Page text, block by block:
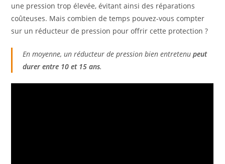
une pression trop élevée, évitant ainsi des réparations
coûteuses. Mais combien de temps pouvez-vous compter
sur un réducteur de pression pour offrir cette protection ?
En moyenne, un réducteur de pression bien entretenupeut
durer entre 10 et 15 ans.